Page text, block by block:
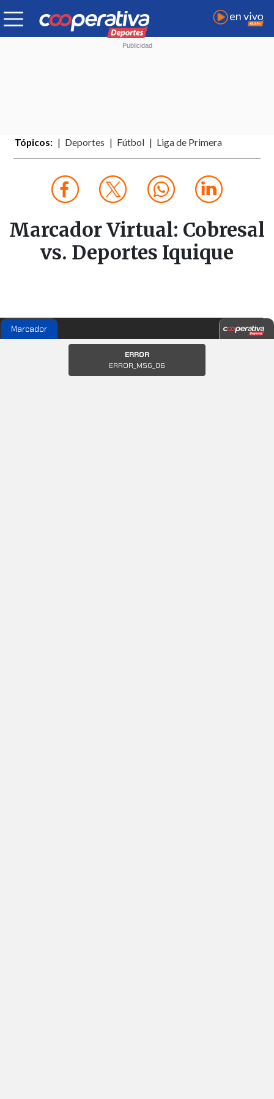
Tópicos: Deportes Fútbol Liga de Primera
Marcador Virtual: Cobresal
vs. Deportes Iquique
Marcador